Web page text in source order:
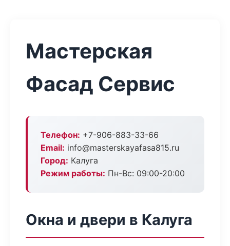
Мастерская
Фасад Сервис
Телефон: +7-906-883-33-66
Email: info@masterskayafasa815.ru
Город: Калуга
Режим работы: Пн-Вс: 09:00-20:00
Окна и двери в Калуга